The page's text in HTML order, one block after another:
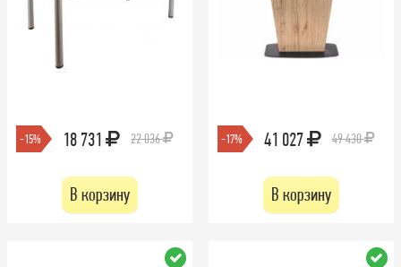
-15% 18 731 22 036
В корзину
-17% 41 027 49 430
В корзину